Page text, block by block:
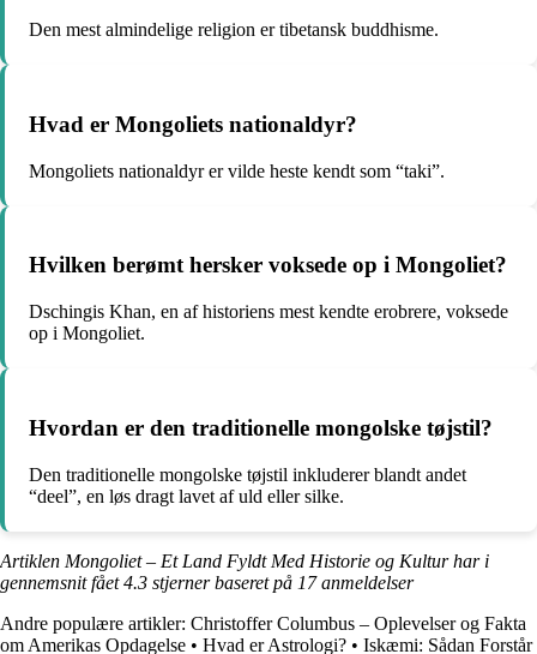
Den mest almindelige religion er tibetansk buddhisme.
Hvad er Mongoliets nationaldyr?
Mongoliets nationaldyr er vilde heste kendt som “taki”.
Hvilken berømt hersker voksede op i Mongoliet?
Dschingis Khan, en af ​​historiens mest kendte erobrere, voksede
op i Mongoliet.
Hvordan er den traditionelle mongolske tøjstil?
Den traditionelle mongolske tøjstil inkluderer blandt andet
“deel”, en løs dragt lavet af uld eller silke.
Artiklen Mongoliet – Et Land Fyldt Med Historie og Kultur har i
gennemsnit fået4.3 stjerner baseret på 17anmeldelser
Andre populære artikler: Christoffer Columbus – Oplevelser og Fakta
om Amerikas Opdagelse • Hvad er Astrologi? • Iskæmi: Sådan Forstår